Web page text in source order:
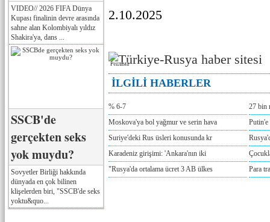
VIDEO// 2026 FIFA Dünya
Kupası finalinin devre arasında
sahne alan Kolombiyalı yıldız
Shakira'ya, dans ...
SSCB'de
gerçekten seks
yok muydu?
Sovyetler Birliği hakkında
dünyada en çok bilinen
klişelerden biri, "SSCB'de seks
yoktu&quo...
2.10.2025
Реклама
İLGİLİ HABERLER
% 6-7
27 bin
Moskova'ya bol yağmur ve serin hava
Putin'e
Suriye'deki Rus üsleri konusunda kr
Karadeniz girişimi: 'Ankara'nın iki
"Rusya'da ortalama ücret 3 AB ülkes
Para